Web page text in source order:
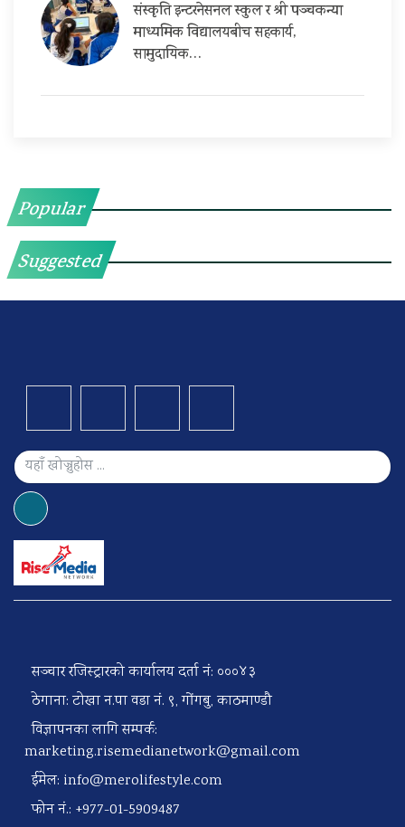
संस्कृति इन्टरनेसनल स्कुल र श्री पञ्चकन्या
माध्यमिक विद्यालयबीच सहकार्य,
सामुदायिक…
Popular
Suggested
सञ्चार रजिस्ट्रारको कार्यालय दर्ता नं: ०००४३
ठेगाना: टोखा न.पा वडा नं. ९, गोंगबु, काठमाण्डौ
विज्ञापनका लागि सम्पर्क:
marketing.risemedianetwork@gmail.com
ईमेल: info@merolifestyle.com
फोन नं.: +977-01-5909487